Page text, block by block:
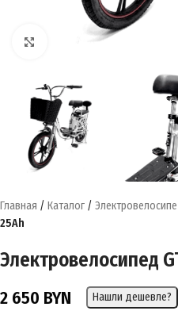
Нажмите, чтобы увеличить
Главная / Каталог /
25Ah
Электровелосипед
2 650 BYN Нашли дешевле?